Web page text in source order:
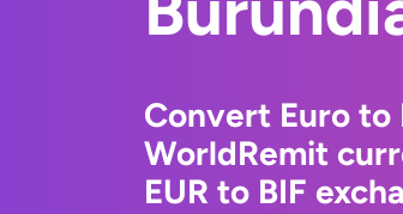
Convert Euro to
WorldRemit
EUR to BIF